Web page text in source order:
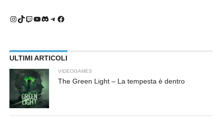
Instagram
TikTok
Twitch
YouTube
Discord
Telegram
Facebook
ULTIMI ARTICOLI
VIDEOGAMES
The Green Light – La tempesta è dentro